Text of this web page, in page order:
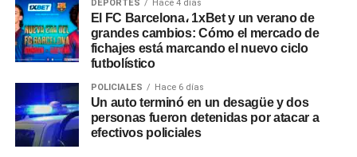
DEPORTES Hace 4 días
El FC Barcelona، 1xBet y un verano de
grandes cambios: Cómo el mercado de
fichajes está marcando el nuevo ciclo
futbolístico
POLICIALES Hace 6 días
Un auto terminó en un desagüe y dos
personas fueron detenidas por atacar a
efectivos policiales